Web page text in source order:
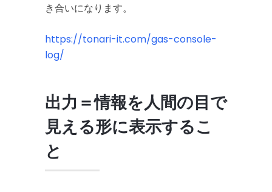
き合いになります。
https://tonari-it.com/gas-console-
log/
出力＝情報を人間の目で
見える形に表示するこ
と